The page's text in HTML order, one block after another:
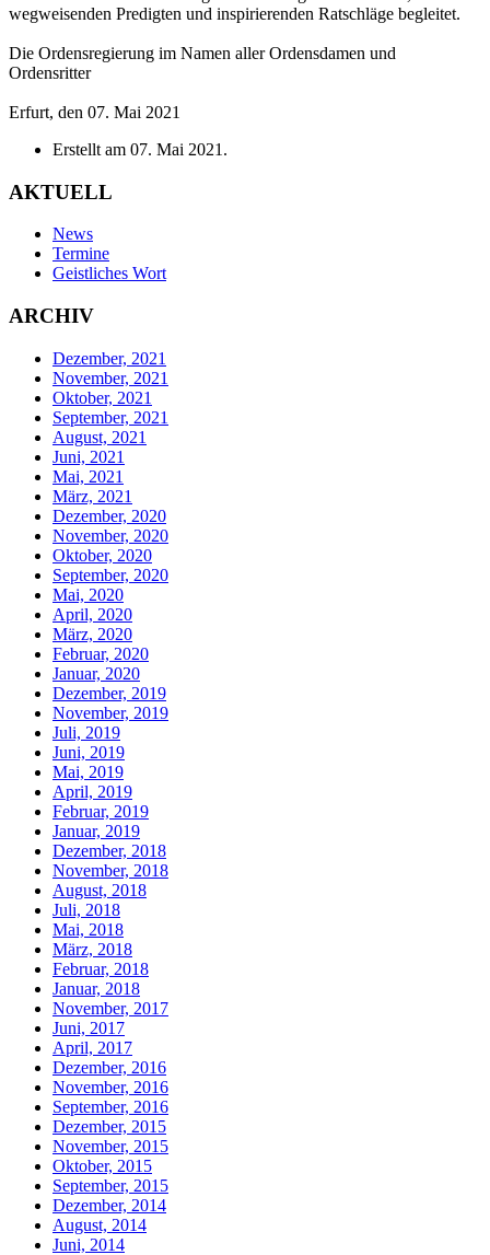
wegweisenden Predigten und inspirierenden Ratschläge begleitet.
Die Ordensregierung im Namen aller Ordensdamen und
Ordensritter
Erfurt, den 07. Mai 2021
Erstellt am 07. Mai 2021 .
AKTUELL
News
Termine
Geistliches Wort
ARCHIV
Dezember, 2021
November, 2021
Oktober, 2021
September, 2021
August, 2021
Juni, 2021
Mai, 2021
März, 2021
Dezember, 2020
November, 2020
Oktober, 2020
September, 2020
Mai, 2020
April, 2020
März, 2020
Februar, 2020
Januar, 2020
Dezember, 2019
November, 2019
Juli, 2019
Juni, 2019
Mai, 2019
April, 2019
Februar, 2019
Januar, 2019
Dezember, 2018
November, 2018
August, 2018
Juli, 2018
Mai, 2018
März, 2018
Februar, 2018
Januar, 2018
November, 2017
Juni, 2017
April, 2017
Dezember, 2016
November, 2016
September, 2016
Dezember, 2015
November, 2015
Oktober, 2015
September, 2015
Dezember, 2014
August, 2014
Juni, 2014